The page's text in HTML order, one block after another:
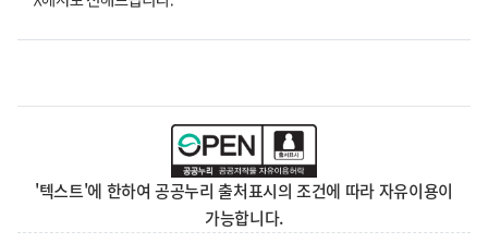
'텍스트'에 한하여 공공누리 출처표시의 조건에 따라 자유이용이
가능합니다.